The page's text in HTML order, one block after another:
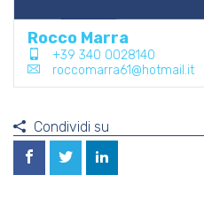
Rocco Marra
+39 340 0028140
roccomarra61@hotmail.it
Condividi su